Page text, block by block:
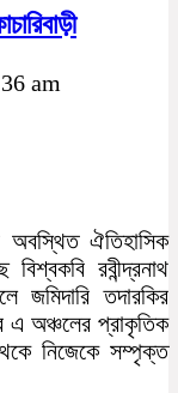
am
ঐতিহাসিক
রবীন্দ্রনাথ
জমিদারি তদারকির
এ অঞ্চলের প্রাকৃতিক
নিজেকে সম্পৃক্ত